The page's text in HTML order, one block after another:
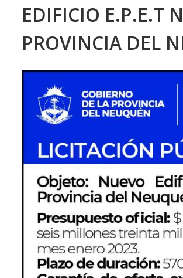
EDIFICIO E.P.E.T
PROVINCIA DEL